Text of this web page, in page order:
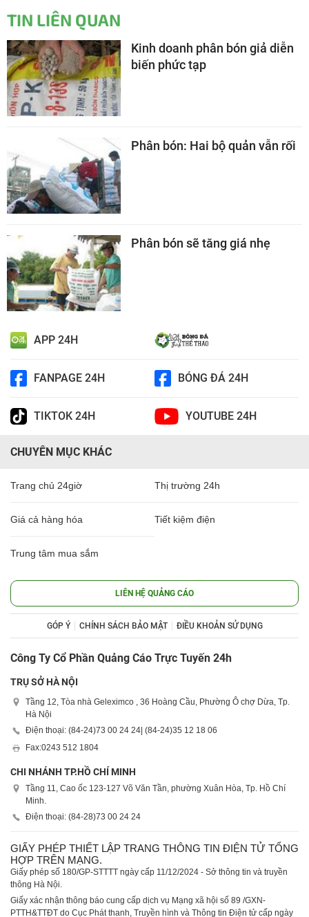
TIN LIÊN QUAN
Kinh doanh phân bón giả diễn
biến phức tạp
Phân bón: Hai bộ quản vẫn rối
Phân bón sẽ tăng giá nhẹ
APP 24H
FANPAGE 24H BÓNG ĐÁ 24H
TIKTOK 24H YOUTUBE 24H
CHUYÊN MỤC KHÁC
Trang chủ 24giờ Thị trường 24h
Giá cả hàng hóa Tiết kiệm điện
Trung tâm mua sắm
LIÊN HỆ QUẢNG CÁO
GÓP Ý CHÍNH SÁCH BẢO MẬT ĐIỀU KHOẢN SỬ DỤNG
Công Ty Cổ Phần Quảng Cáo Trực Tuyến 24h
TRỤ SỞ HÀ NỘI
Tầng 12, Tòa nhà Geleximco , 36 Hoàng Cầu, Phường Ô chợ Dừa, Tp.
Hà Nội
Điện thoại: (84-24)73 00 24 24| (84-24)35 12 18 06
Fax:0243 512 1804
CHI NHÁNH TP.HỒ CHÍ MINH
Tầng 11, Cao ốc 123-127 Võ Văn Tần, phường Xuân Hòa, Tp. Hồ Chí
Minh.
Điện thoại: (84-28)73 00 24 24
GIẤY PHÉP THIẾT LẬP TRANG THÔNG TIN ĐIỆN TỬ TỔNG
HỢP TRÊN MẠNG.
Giấy phép số 180/GP-STTTT ngày cấp 11/12/2024 - Sở thông tin và truyền
thông Hà Nội.
Giấy xác nhận thông báo cung cấp dịch vụ Mạng xã hội số 89 /GXN-
PTTH&TTĐT do Cục Phát thanh, Truyền hình và Thông tin Điện tử cấp ngày